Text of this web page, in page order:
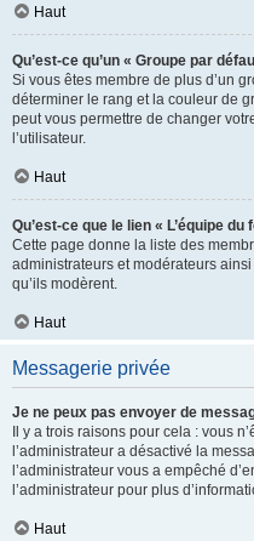
Haut
Qu’est-ce qu’un « Groupe par
Si vous êtes membre de plus d’un
déterminer le rang et la couleur de
peut vous permettre de changer
l’utilisateur.
Haut
Qu’est-ce que le lien « L’équipe du
Cette page donne la liste des
administrateurs et modérateurs
qu’ils modèrent.
Haut
Messagerie privée
Je ne peux pas envoyer de
Il y a trois raisons pour cela : vous
l’administrateur a désactivé la
l’administrateur vous a empêché
l’administrateur pour plus
Haut